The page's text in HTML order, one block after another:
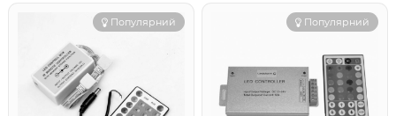
Популярний Популярний